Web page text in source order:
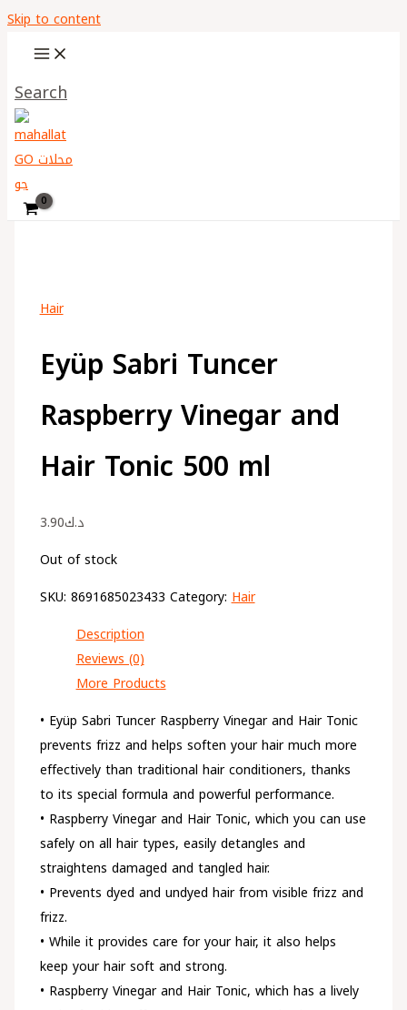
Skip to content
Search
Hair
Eyüp Sabri Tuncer
Raspberry Vinegar and
Hair Tonic 500 ml
د.ك3.90
Out of stock
SKU: 8691685023433 Category:Hair
Description
Reviews (0)
More Products
• Eyüp Sabri Tuncer Raspberry Vinegar and Hair Tonic
prevents frizz and helps soften your hair much more
effectively than traditional hair conditioners, thanks
to its special formula and powerful performance.
• Raspberry Vinegar and Hair Tonic, which you can use
safely on all hair types, easily detangles and
straightens damaged and tangled hair.
• Prevents dyed and undyed hair from visible frizz and
frizz.
• While it provides care for your hair, it also helps
keep your hair soft and strong.
• Raspberry Vinegar and Hair Tonic, which has a lively